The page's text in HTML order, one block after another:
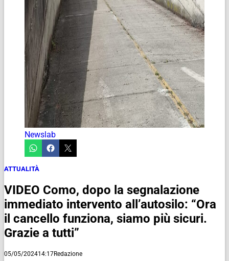
Newslab
ATTUALITÀ
VIDEO Como, dopo la segnalazione
immediato intervento all’autosilo: “Ora
il cancello funziona, siamo più sicuri.
Grazie a tutti”
05/05/202414:17Redazione